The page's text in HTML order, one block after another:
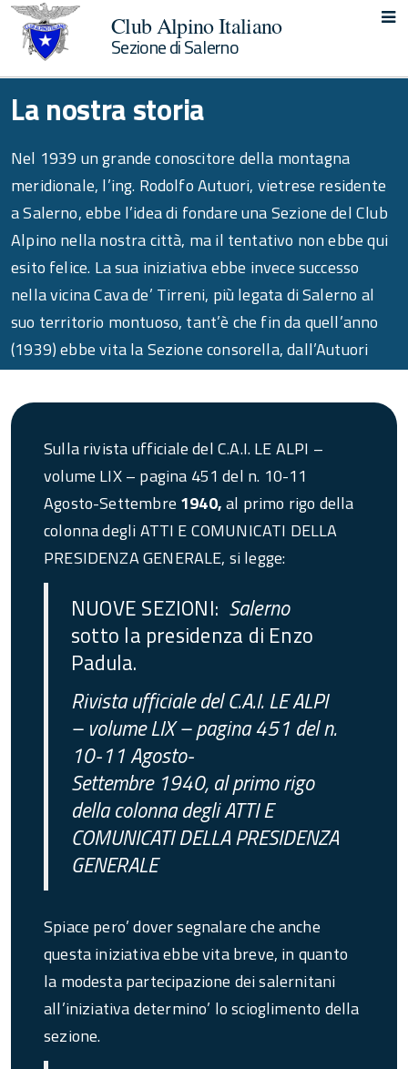
Club Alpino Italiano
Sezione di Salerno
La nostra storia
Nel 1939 un grande conoscitore della montagna
meridionale, l’ing. Rodolfo Autuori, vietrese residente
a Salerno, ebbe l’idea di fondare una Sezione del Club
Alpino nella nostra città, ma il tentativo non ebbe qui
esito felice. La sua iniziativa ebbe invece successo
nella vicina Cava de’ Tirreni, più legata di Salerno al
suo territorio montuoso, tant’è che fin da quell’anno
(1939) ebbe vita la Sezione consorella, dall’Autuori
stesso per lunghi anni presieduta.
Sulla rivista ufficiale del C.A.I. LE ALPI –
volume LIX – pagina 451 del n. 10-11
Agosto-Settembre 1940,al primo rigo della
colonna degli ATTI E COMUNICATI DELLA
PRESIDENZA GENERALE, si legge:
NUOVE SEZIONI: Salerno
sotto la presidenza di Enzo
Padula.
Rivista ufficiale del C.A.I. LE ALPI
– volume LIX – pagina 451 del n.
10-11 Agosto-
Settembre 1940, al primo rigo
della colonna degli ATTI E
COMUNICATI DELLA PRESIDENZA
GENERALE
Spiace pero’ dover segnalare che anche
questa iniziativa ebbe vita breve, in quanto
la modesta partecipazione dei salernitani
all’iniziativa determino’ lo scioglimento della
sezione.